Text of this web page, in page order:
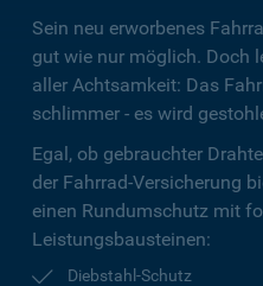
Sein neu erworbenes
gut wie nur möglich. Doch
aller Achtsamkeit: Das
schlimmer - es wird
Egal, ob gebrauchter
der Fahrrad-Versicherung
einen Rundumschutz mit
Leistungsbausteinen:
Diebstahl-Schutz